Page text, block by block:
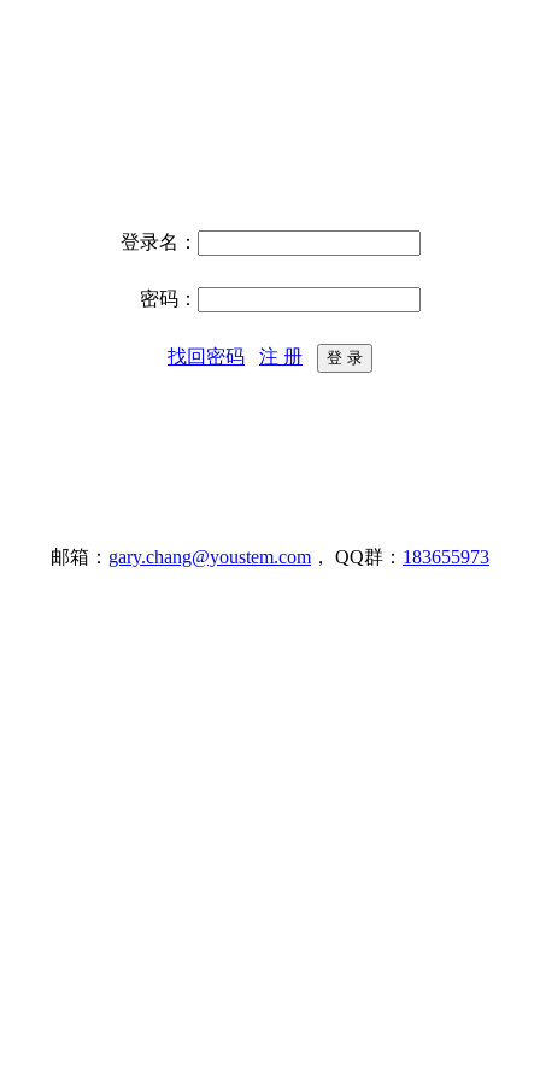
登录名：
密码：
找回密码 注 册
邮箱： gary.chang@youstem.com ， QQ群： 183655973